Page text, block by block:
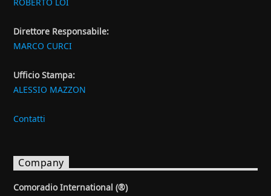
Direttore Responsabile:
MARCO CURCI
Ufficio Stampa:
ALESSIO MAZZON
Contatti
Company
Comoradio International (®)